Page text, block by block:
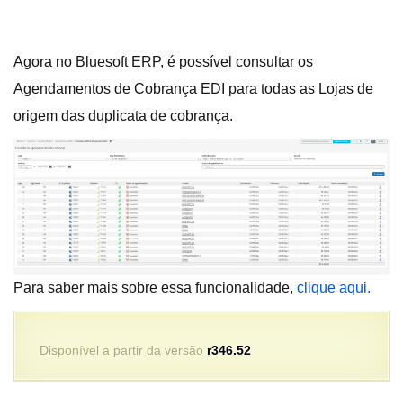
Agora no Bluesoft ERP, é possível consultar os
Agendamentos de Cobrança EDI para todas as Lojas de
origem das duplicata de cobrança.
Para saber mais sobre essa funcionalidade, clique aqui.
Disponível a partir da versão r346.52